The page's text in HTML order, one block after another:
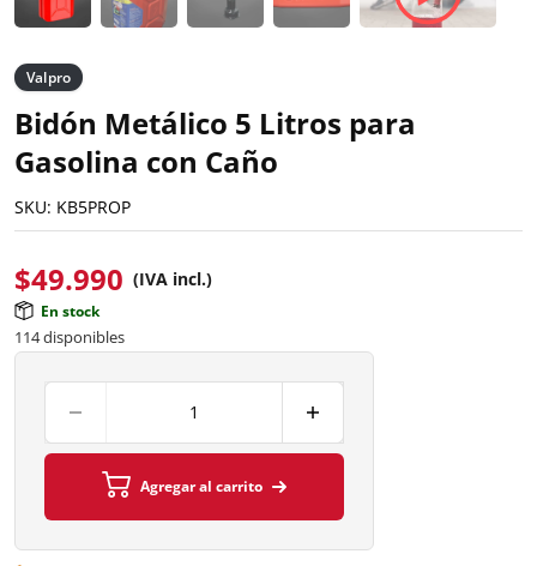
Valpro
Bidón Metálico 5 Litros para
Gasolina con Caño
SKU: KB5PROP
$49.990 (IVA incl.)
En stock
114 disponibles
Agregar al carrito